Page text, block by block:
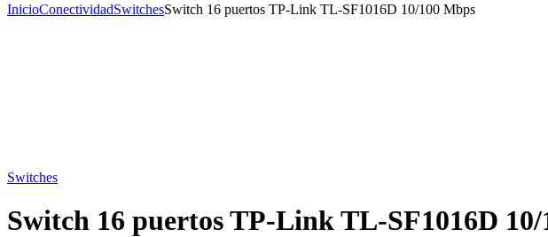
InicioConectividadSwitchesSwitch 16 puertos TP-Link TL-SF1016D 10/100 Mbps
Switches
Switch 16 puertos TP-Link TL-SF1016D